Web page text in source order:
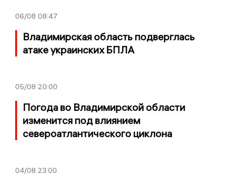
06/08 08:47
Владимирская область подверглась
атаке украинских БПЛА
05/08 20:00
Погода во Владимирской области
изменится под влиянием
североатлантического циклона
04/08 23:00